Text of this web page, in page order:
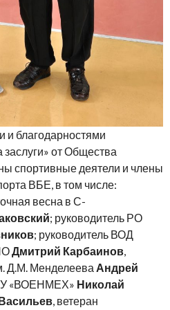
и благодарностями
от Общества
спортивные деятели и члены
ВБЕ, в том числе:
весна в С-
; руководитель РО
; руководитель ВОД
Дмитрий Карбаинов,
Д.М. Менделеева Андрей
«ВОЕНМЕХ» Николай
, ветеран